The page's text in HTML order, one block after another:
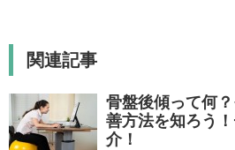
関連記事
骨盤後傾って何
善方法を知ろう
介！